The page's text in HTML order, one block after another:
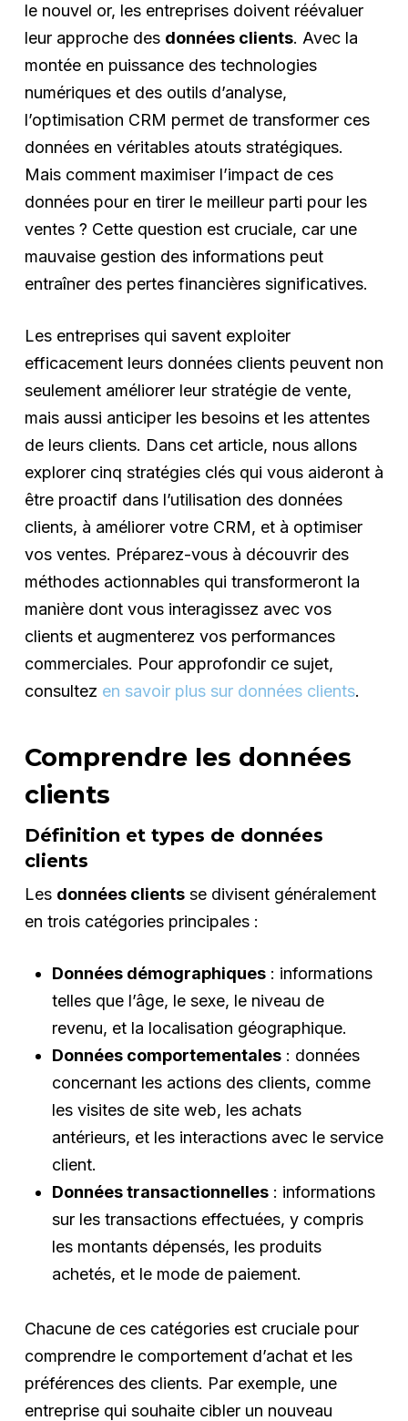
le nouvel or, les entreprises doivent réévaluer
leur approche des données clients. Avec la
montée en puissance des technologies
numériques et des outils d’analyse,
l’optimisation CRM permet de transformer ces
données en véritables atouts stratégiques.
Mais comment maximiser l’impact de ces
données pour en tirer le meilleur parti pour les
ventes ? Cette question est cruciale, car une
mauvaise gestion des informations peut
entraîner des pertes financières significatives.
Les entreprises qui savent exploiter
efficacement leurs données clients peuvent non
seulement améliorer leur stratégie de vente,
mais aussi anticiper les besoins et les attentes
de leurs clients. Dans cet article, nous allons
explorer cinq stratégies clés qui vous aideront à
être proactif dans l’utilisation des données
clients, à améliorer votre CRM, et à optimiser
vos ventes. Préparez-vous à découvrir des
méthodes actionnables qui transformeront la
manière dont vous interagissez avec vos
clients et augmenterez vos performances
commerciales. Pour approfondir ce sujet,
consultez en savoir plus sur données clients.
Comprendre les données
clients
Définition et types de données
clients
Les données clientsse divisent généralement
en trois catégories principales :
Données démographiques: informations
telles que l’âge, le sexe, le niveau de
revenu, et la localisation géographique.
Données comportementales: données
concernant les actions des clients, comme
les visites de site web, les achats
antérieurs, et les interactions avec le service
client.
Données transactionnelles: informations
sur les transactions effectuées, y compris
les montants dépensés, les produits
achetés, et le mode de paiement.
Chacune de ces catégories est cruciale pour
comprendre le comportement d’achat et les
préférences des clients. Par exemple, une
entreprise qui souhaite cibler un nouveau